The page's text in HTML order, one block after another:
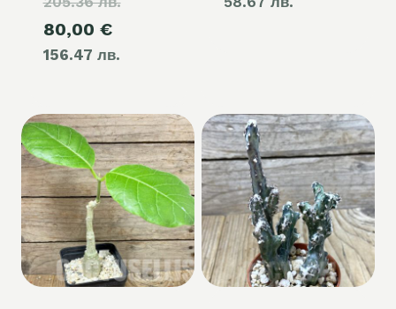
80,00 €
156.47 лв.price
80,00 €.